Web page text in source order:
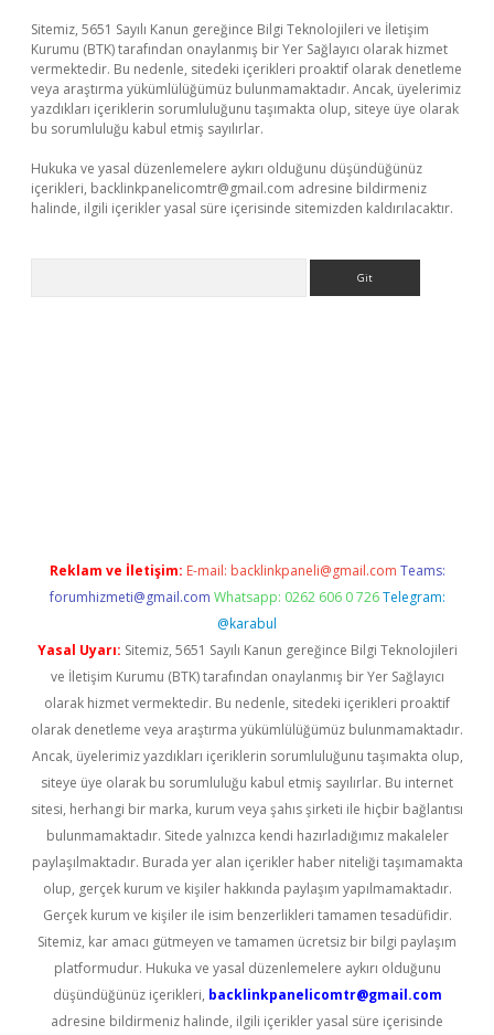
Sitemiz, 5651 Sayılı Kanun gereğince Bilgi Teknolojileri ve İletişim
Kurumu (BTK) tarafından onaylanmış bir Yer Sağlayıcı olarak hizmet
vermektedir. Bu nedenle, sitedeki içerikleri proaktif olarak denetleme
veya araştırma yükümlülüğümüz bulunmamaktadır. Ancak, üyelerimiz
yazdıkları içeriklerin sorumluluğunu taşımakta olup, siteye üye olarak
bu sorumluluğu kabul etmiş sayılırlar.
Hukuka ve yasal düzenlemelere aykırı olduğunu düşündüğünüz
içerikleri, backlinkpanelicomtr@gmail.com adresine bildirmeniz
halinde, ilgili içerikler yasal süre içerisinde sitemizden kaldırılacaktır.
Reklam ve İletişim: E-mail: backlinkpaneli@gmail.com Teams:
forumhizmeti@gmail.com Whatsapp: 0262 606 0 726 Telegram:
@karabul
Yasal Uyarı: Sitemiz, 5651 Sayılı Kanun gereğince Bilgi Teknolojileri
ve İletişim Kurumu (BTK) tarafından onaylanmış bir Yer Sağlayıcı
olarak hizmet vermektedir. Bu nedenle, sitedeki içerikleri proaktif
olarak denetleme veya araştırma yükümlülüğümüz bulunmamaktadır.
Ancak, üyelerimiz yazdıkları içeriklerin sorumluluğunu taşımakta olup,
siteye üye olarak bu sorumluluğu kabul etmiş sayılırlar. Bu internet
sitesi, herhangi bir marka, kurum veya şahıs şirketi ile hiçbir bağlantısı
bulunmamaktadır. Sitede yalnızca kendi hazırladığımız makaleler
paylaşılmaktadır. Burada yer alan içerikler haber niteliği taşımamakta
olup, gerçek kurum ve kişiler hakkında paylaşım yapılmamaktadır.
Gerçek kurum ve kişiler ile isim benzerlikleri tamamen tesadüfidir.
Sitemiz, kar amacı gütmeyen ve tamamen ücretsiz bir bilgi paylaşım
platformudur. Hukuka ve yasal düzenlemelere aykırı olduğunu
düşündüğünüz içerikleri, backlinkpanelicomtr@gmail.com
adresine bildirmeniz halinde, ilgili içerikler yasal süre içerisinde